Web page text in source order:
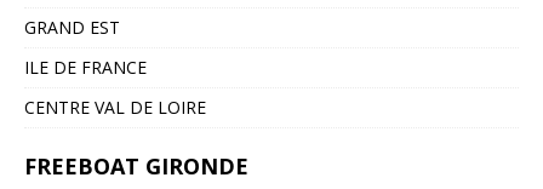
GRAND EST
ILE DE FRANCE
CENTRE VAL DE LOIRE
FREEBOAT GIRONDE